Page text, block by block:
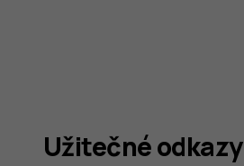
Užitečné odkazy